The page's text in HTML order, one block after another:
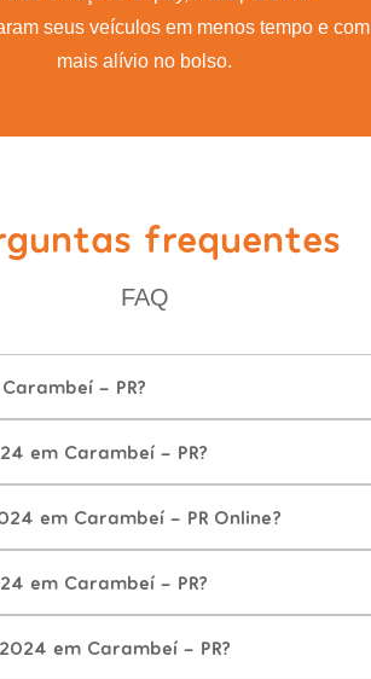
seus veículos em menos tempo e com
mais alívio no bolso.
frequentes
FAQ
- PR?
em Carambeí - PR?
em Carambeí - PR Online?
em Carambeí - PR?
em Carambeí - PR?